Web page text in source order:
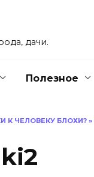
дачи.
Полезное
К ЧЕЛОВЕКУ БЛОХИ? »